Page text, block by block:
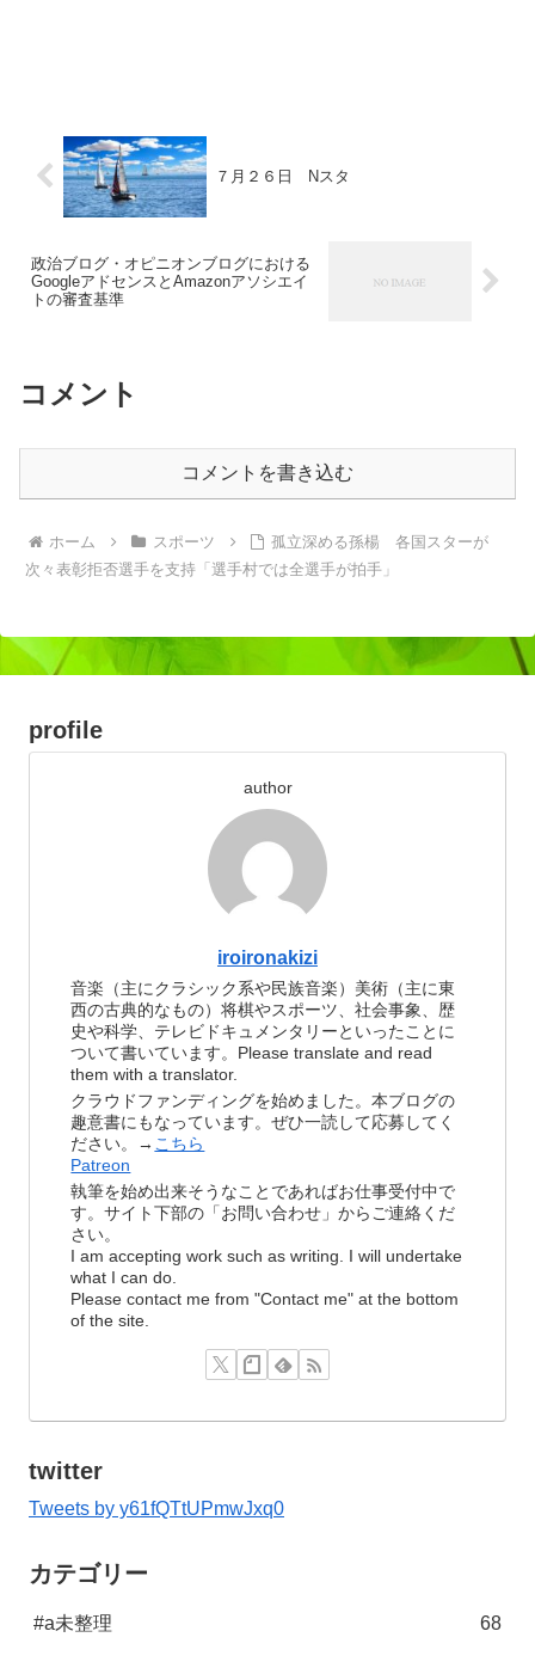
７月２６日 Nスタ
政治ブログ・オピニオンブログにおける
GoogleアドセンスとAmazonアソシエイ
トの審査基準
コメント
コメントを書き込む
ホーム スポーツ
孤立深める孫楊 各国スターが
次々表彰拒否選手を支持「選手村では全選手が拍手」
profile
author
iroironakizi
音楽（主にクラシック系や民族音楽）美術（主に東
西の古典的なもの）将棋やスポーツ、社会事象、歴
史や科学、テレビドキュメンタリーといったことに
ついて書いています。Please translate and read
them with a translator.
クラウドファンディングを始めました。本ブログの
趣意書にもなっています。ぜひ一読して応募してく
ださい。→ こちら
Patreon
執筆を始め出来そうなことであればお仕事受付中で
す。サイト下部の「お問い合わせ」からご連絡くだ
さい。
I am accepting work such as writing. I will undertake
what I can do.
Please contact me from "Contact me" at the bottom
of the site.
twitter
Tweets by y61fQTtUPmwJxq0
カテゴリー
#a未整理 68